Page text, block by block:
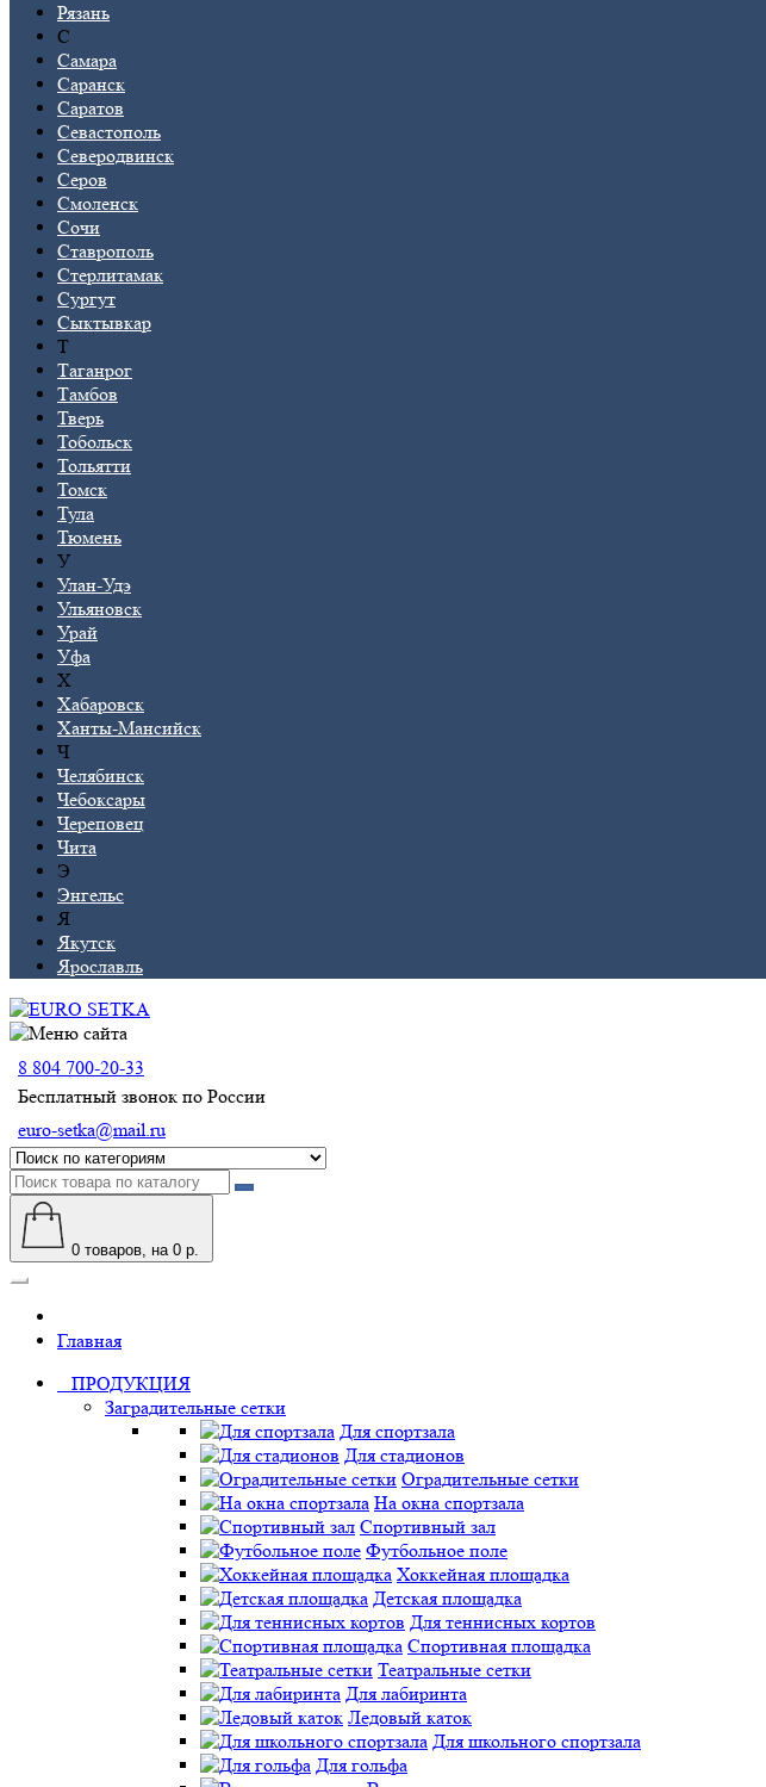
Рязань
С
Самара
Саранск
Саратов
Севастополь
Северодвинск
Серов
Смоленск
Сочи
Ставрополь
Стерлитамак
Сургут
Сыктывкар
Т
Таганрог
Тамбов
Тверь
Тобольск
Тольятти
Томск
Тула
Тюмень
У
Улан-Удэ
Ульяновск
Урай
Уфа
Х
Хабаровск
Ханты-Мансийск
Ч
Челябинск
Чебоксары
Череповец
Чита
Э
Энгельс
Я
Якутск
Ярославль
8 804 700-20-33
Бесплатный звонок по России
euro-setka@mail.ru
0 товаров, на 0 р.
Главная
ПРОДУКЦИЯ
Заградительные сетки
Для спортзала
Для стадионов
Оградительные сетки
На окна спортзала
Спортивный зал
Футбольное поле
Хоккейная площадка
Детская площадка
Для теннисных кортов
Спортивная площадка
Театральные сетки
Для лабиринта
Ледовый каток
Для школьного спортзала
Для гольфа